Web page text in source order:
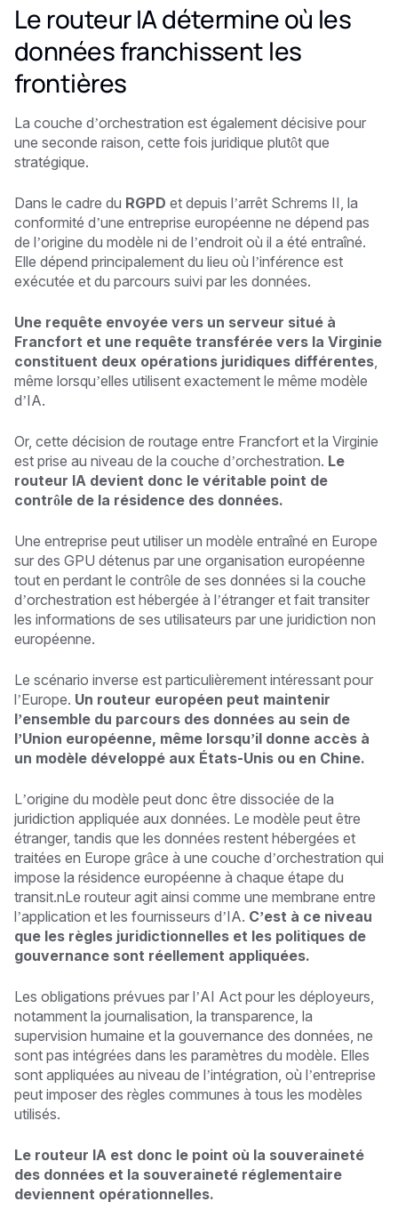
Le routeur IA détermine où les
données franchissent les
frontières
La couche d’orchestration est également décisive pour
une seconde raison, cette fois juridique plutôt que
stratégique.
Dans le cadre du RGPD et depuis l’arrêt Schrems II, la
conformité d’une entreprise européenne ne dépend pas
de l’origine du modèle ni de l’endroit où il a été entraîné.
Elle dépend principalement du lieu où l’inférence est
exécutée et du parcours suivi par les données.
Une requête envoyée vers un serveur situé à
Francfort et une requête transférée vers la Virginie
constituent deux opérations juridiques différentes
même lorsqu’elles utilisent exactement le même modèle
d’IA.
Or, cette décision de routage entre Francfort et la Virginie
est prise au niveau de la couche d’orchestration. Le
routeur IA devient donc le véritable point de
contrôle de la résidence des données.
Une entreprise peut utiliser un modèle entraîné en Europe
sur des GPU détenus par une organisation européenne
tout en perdant le contrôle de ses données si la couche
d’orchestration est hébergée à l’étranger et fait transiter
les informations de ses utilisateurs par une juridiction non
européenne.
Le scénario inverse est particulièrement intéressant pour
l’Europe. Un routeur européen peut maintenir
l’ensemble du parcours des données au sein de
l’Union européenne, même lorsqu’il donne accès à
un modèle développé aux États-Unis ou en Chine.
L’origine du modèle peut donc être dissociée de la
juridiction appliquée aux données. Le modèle peut être
étranger, tandis que les données restent hébergées et
traitées en Europe grâce à une couche d’orchestration qui
impose la résidence européenne à chaque étape du
transit.nLe routeur agit ainsi comme une membrane entre
l’application et les fournisseurs d’IA. C’est à ce niveau
que les règles juridictionnelles et les politiques de
gouvernance sont réellement appliquées.
Les obligations prévues par l’AI Act pour les déployeurs,
notamment la journalisation, la transparence, la
supervision humaine et la gouvernance des données, ne
sont pas intégrées dans les paramètres du modèle. Elles
sont appliquées au niveau de l’intégration, où l’entreprise
peut imposer des règles communes à tous les modèles
utilisés.
Le routeur IA est donc le point où la souveraineté
des données et la souveraineté réglementaire
deviennent opérationnelles.